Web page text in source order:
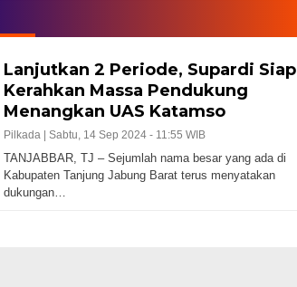
Lanjutkan 2 Periode, Supardi Siap
Kerahkan Massa Pendukung
Menangkan UAS Katamso
Pilkada | Sabtu, 14 Sep 2024 - 11:55 WIB
TANJABBAR, TJ – Sejumlah nama besar yang ada di
Kabupaten Tanjung Jabung Barat terus menyatakan
dukungan…